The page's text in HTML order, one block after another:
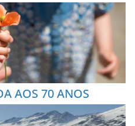
AOS 70 ANOS